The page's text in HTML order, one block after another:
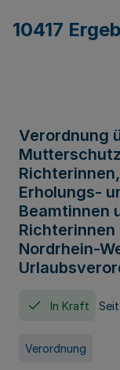
10417
Verordnung
Erholungs-
Beamtinnen
Richterinnen
Nordrhein-
In Kraft
Verordnung